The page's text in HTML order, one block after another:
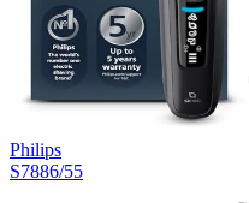
Philips
S7886/55